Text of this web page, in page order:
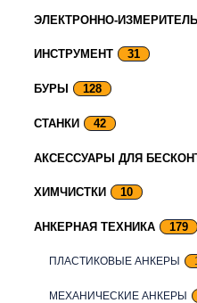
ЭЛЕКТРОННО-
ИНСТРУМЕНТ 31
БУРЫ 128
СТАНКИ 42
АКСЕССУАРЫ ДЛЯ
ХИМЧИСТКИ 10
АНКЕРНАЯ ТЕХНИКА 179
ПЛАСТИКОВЫЕ АНКЕРЫ
МЕХАНИЧЕСКИЕ АНКЕРЫ